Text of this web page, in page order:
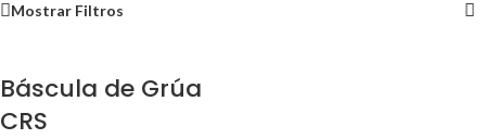
Mostrar Filtros
Báscula de Grúa
CRS